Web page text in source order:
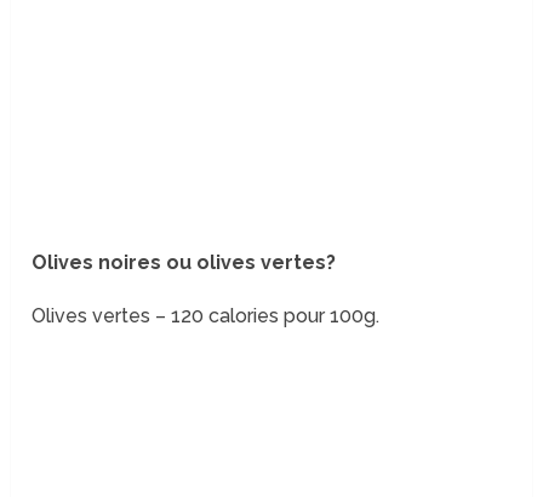
Olives noires ou olives vertes?
Olives vertes – 120 calories pour 100g.